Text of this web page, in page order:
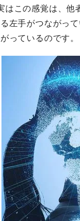
はこの感覚は、他
左手がつながっ
っているのです。